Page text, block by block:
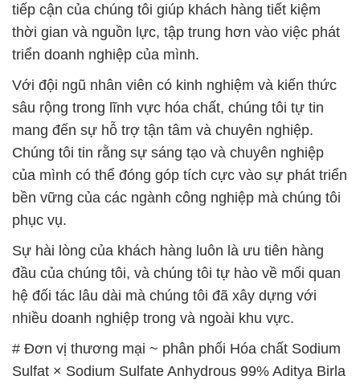
tiếp cận của chúng tôi giúp khách hàng tiết kiệm
thời gian và nguồn lực, tập trung hơn vào việc phát
triển doanh nghiệp của mình.
Với đội ngũ nhân viên có kinh nghiệm và kiến thức
sâu rộng trong lĩnh vực hóa chất, chúng tôi tự tin
mang đến sự hỗ trợ tận tâm và chuyên nghiệp.
Chúng tôi tin rằng sự sáng tạo và chuyên nghiệp
của mình có thể đóng góp tích cực vào sự phát triển
bền vững của các ngành công nghiệp mà chúng tôi
phục vụ.
Sự hài lòng của khách hàng luôn là ưu tiên hàng
đầu của chúng tôi, và chúng tôi tự hào về mối quan
hệ đối tác lâu dài mà chúng tôi đã xây dựng với
nhiều doanh nghiệp trong và ngoài khu vực.
# Đơn vị thương mại ~ phân phối Hóa chất Sodium
Sulfat × Sodium Sulfate Anhydrous 99% Aditya Birla